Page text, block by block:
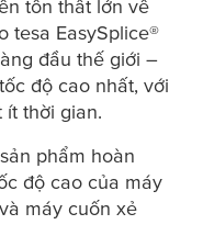
tổn thất lớn về
tesa EasySplice®
đầu thế giới –
độ cao nhất, với
ít thời gian.
phẩm hoàn
độ cao của máy
máy cuốn xẻ